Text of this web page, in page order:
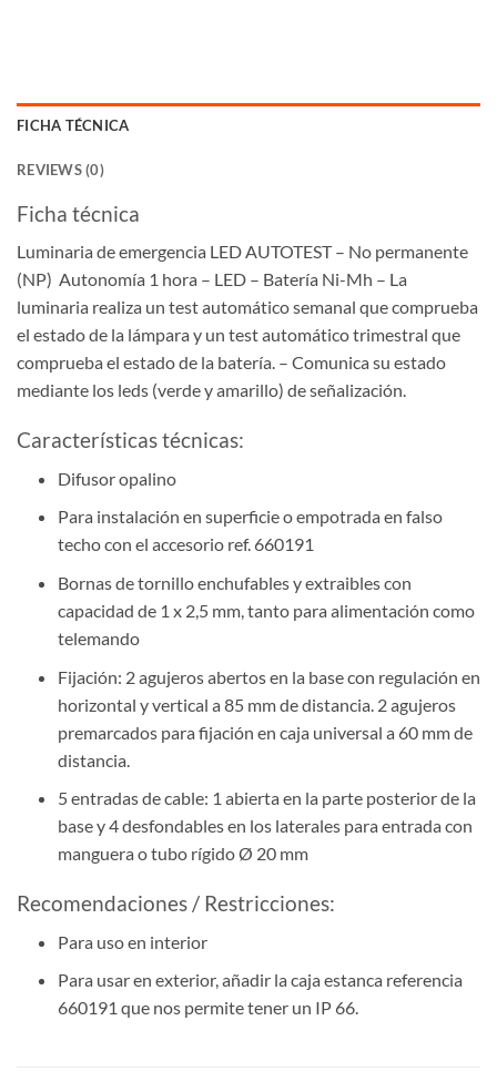
FICHA TÉCNICA
REVIEWS (0)
Ficha técnica
Luminaria de emergencia LED AUTOTEST – No permanente
(NP) Autonomía 1 hora – LED – Batería Ni-Mh – La
luminaria realiza un test automático semanal que comprueba
el estado de la lámpara y un test automático trimestral que
comprueba el estado de la batería. – Comunica su estado
mediante los leds (verde y amarillo) de señalización.
Características técnicas:
Difusor opalino
Para instalación en superficie o empotrada en falso
techo con el accesorio ref. 660191
Bornas de tornillo enchufables y extraibles con
capacidad de 1 x 2,5 mm, tanto para alimentación como
telemando
Fijación: 2 agujeros abertos en la base con regulación en
horizontal y vertical a 85 mm de distancia. 2 agujeros
premarcados para fijación en caja universal a 60 mm de
distancia.
5 entradas de cable: 1 abierta en la parte posterior de la
base y 4 desfondables en los laterales para entrada con
manguera o tubo rígido Ø 20 mm
Recomendaciones / Restricciones:
Para uso en interior
Para usar en exterior, añadir la caja estanca referencia
660191 que nos permite tener un IP 66.